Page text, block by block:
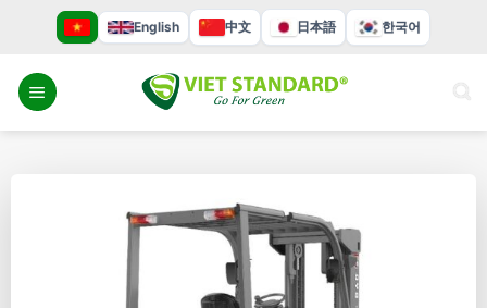
nội
dung
English 中文 日本語 한국어